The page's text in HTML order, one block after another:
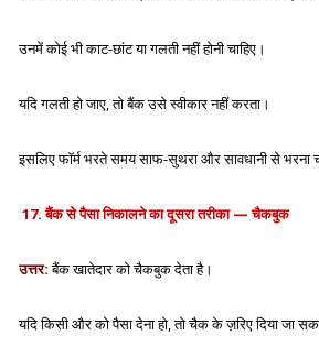
उनमें कोई भीकाट-छांट या गलती नहीं होनी चाहिए ।
यदि गलती हो जाए, तो बैंक उसेस्वीकार नहीं करता ।
इसलिए फॉर्म भरते समयसाफ-सुथरा और सावधानी सेभरना
17. बैंक से पैसा निकालने का दूसरा तरीका — चैकबुक
उत्तर:बैंक खातेदार कोचैकबुकदेता है।
यदि किसी और को पैसा देना हो, तोचैक के ज़रिएदिया जा